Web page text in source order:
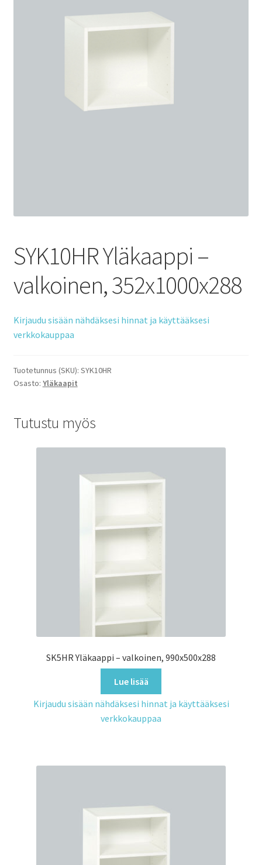
SYK10HR Yläkaappi –
valkoinen, 352x1000x288
Kirjaudu sisään nähdäksesi hinnat ja käyttääksesi
verkkokauppaa
Tuotetunnus (SKU): SYK10HR
Osasto: Yläkaapit
Tutustu myös
SK5HR Yläkaappi – valkoinen, 990x500x288
Lue lisää
Kirjaudu sisään nähdäksesi hinnat ja käyttääksesi
verkkokauppaa